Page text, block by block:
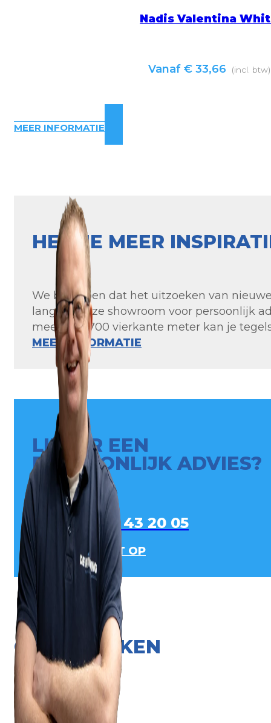
Nadis Valentina
Vanaf €33,66 (incl. btw)
MEER INFORMATIE
HEB JE MEER
We begrijpen dat het uitzoeken van
langs in onze showroom voor persoonlijk
meer dan 700 vierkante meter kan je
MEER INFORMATIE
LIEVER EEN
PERSOONLIJK ADVIES?
0413 - 43 20 05
NEEM CONTACT OP
ONZE MERKEN